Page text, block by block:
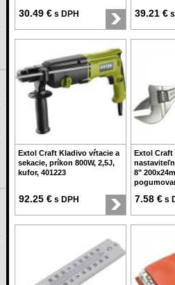
30.49 € s DPH 39.21 €
Extol Craft Kladivo vŕtacie a
sekacie, príkon 800W, 2,5J,
kufor, 401223
92.25 € s DPH
Extol
8"
7.58 € s